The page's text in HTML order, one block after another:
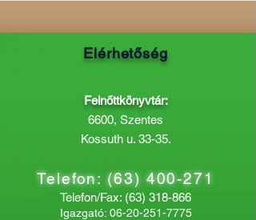
Elérhetőség
Felnőttkönyvtár:
6600, Szentes
Kossuth u. 33-35.
Telefon:(63) 400-271
Telefon/Fax: (63) 318-866
Igazgató: 06-20-251-7775